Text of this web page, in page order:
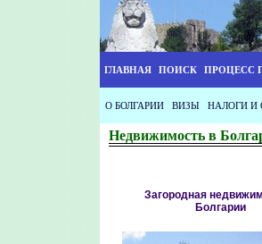
ГЛАВНАЯ ПОИСК ПРОЦЕСС
О БОЛГАРИИ ВИЗЫ НАЛОГИ И
Недвижимость в
Загородная
Болгарии